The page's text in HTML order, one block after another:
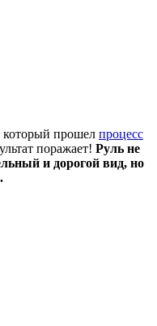
прошел процесс
поражает! Руль не
и дорогой вид, но